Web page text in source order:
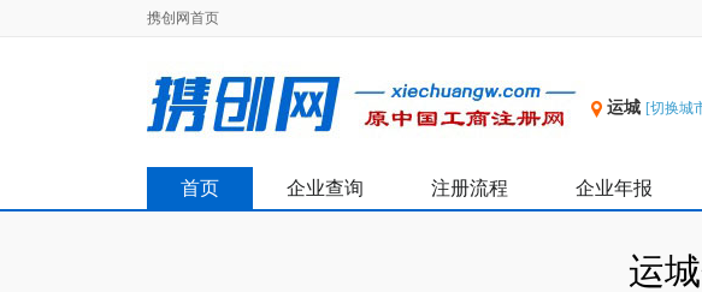
携创网首页
运城 [切换城
首页 企业查询 注册流程 企业年报
运